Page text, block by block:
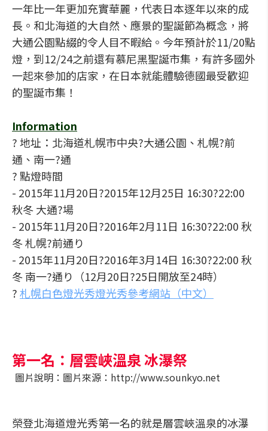
一年比一年更加充實華麗，代表日本逐年以來的成
長。和北海道的大自然、應景的聖誕節為概念，將
大通公園點綴的令人目不暇給。今年預計於11/20點
燈，到12/24之前還有慕尼黑聖誕市集，有許多國外
一起來參加的店家，在日本就能體驗德國最受歡迎
的聖誕市集！
Information
? 地址：北海道札幌市中央?大通公園、札幌?前
通、南一?通
? 點燈時間
- 2015年11月20日?2015年12月25日 16:30?22:00
秋冬 大通?場
- 2015年11月20日?2016年2月11日 16:30?22:00 秋
冬 札幌?前通り
- 2015年11月20日?2016年3月14日 16:30?22:00 秋
冬 南一?通り（12月20日?25日開放至24時）
?札幌白色燈光秀燈光秀參考網站（中文）
第一名：層雲峽溫泉 冰瀑祭
圖片說明：圖片來源：http://www.sounkyo.net
榮登北海道燈光秀第一名的就是層雲峽溫泉的冰瀑